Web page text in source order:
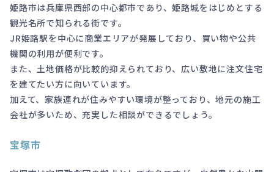
姫路市は兵庫県西部の中心都市であり、姫路城をはじめとする
観光名所で知られる街です。
JR姫路駅を中心に商業エリアが発展しており、買い物や公共
機関の利用が便利です。
また、土地価格が比較的抑えられており、広い敷地に注文住宅
を建てたい方に向いています。
加えて、家族連れが住みやすい環境が整っており、地元の施工
会社が多いため、充実した相談ができるでしょう。
宝塚市